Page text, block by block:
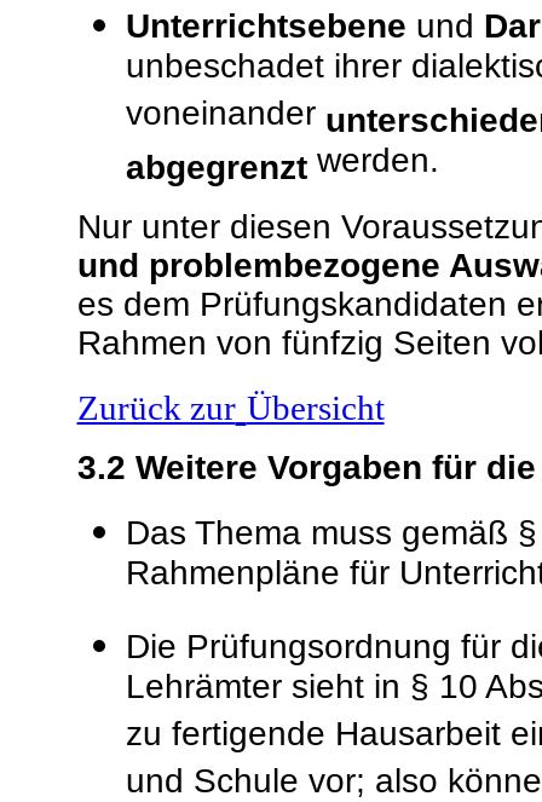
Unterrichtsebene und
unbeschadet ihrer
voneinander
abgegrenztwerden.
Nur unter diesen
und problembezogene
es dem Prüfungskandidaten
Rahmen von fünfzig Seiten
Zurück zur Übersicht
3.2 Weitere Vorgaben für
Das Thema muss gemäß
Rahmenpläne für
Die Prüfungsordnung für
Lehrämter sieht in § 10
zu fertigende Hausarbeit
und Schule vor; also